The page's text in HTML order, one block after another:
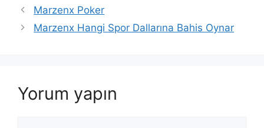
Yazı
dolaşımı
Marzenx Poker
Marzenx Hangi Spor Dallarına Bahis Oynar
Yorum yapın